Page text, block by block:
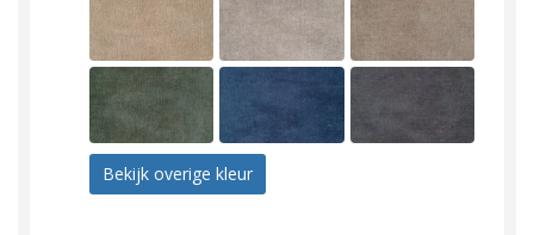
Bekijk overige kleur